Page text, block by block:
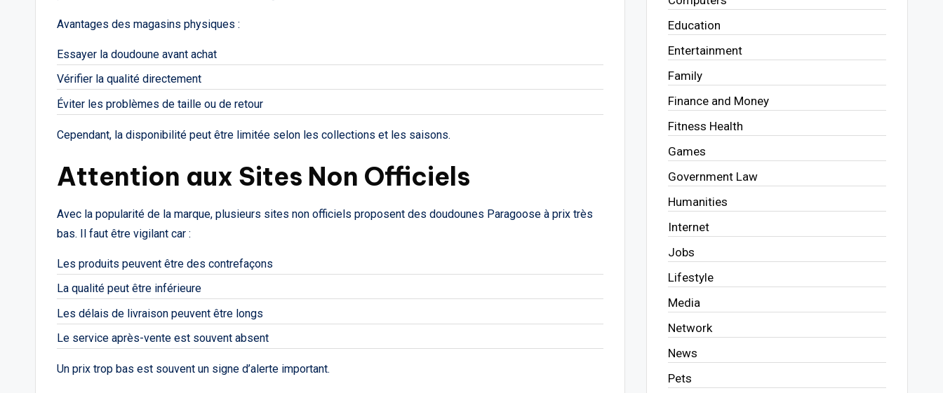
Avantages des magasins physiques :
Essayer la doudoune avant achat
Vérifier la qualité directement
Éviter les problèmes de taille ou de retour
Cependant, la disponibilité peut être limitée selon les collections et les saisons.
Attention aux Sites Non Officiels
Avec la popularité de la marque, plusieurs sites non officiels proposent des doudounes Paragoose à prix très
bas. Il faut être vigilant car :
Les produits peuvent être des contrefaçons
La qualité peut être inférieure
Les délais de livraison peuvent être longs
Le service après-vente est souvent absent
Un prix trop bas est souvent un signe d’alerte important.
Education
Entertainment
Family
Finance and Money
Fitness Health
Games
Government Law
Humanities
Internet
Jobs
Lifestyle
Media
Network
News
Pets